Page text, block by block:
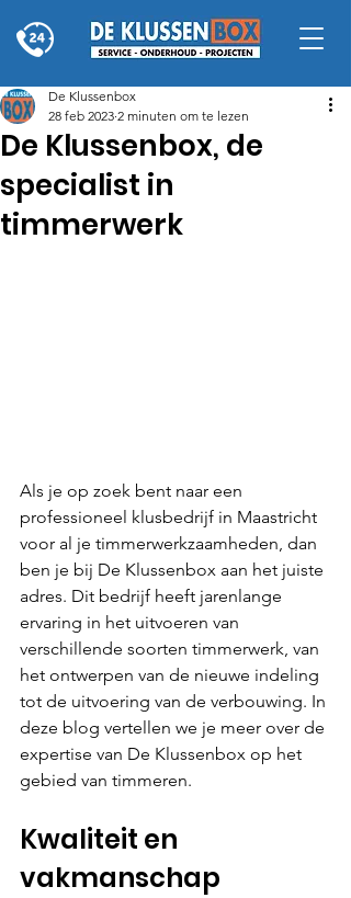
De Klussenbox, de
specialist in
timmerwerk
De Klussenbox
28 feb 2023 2 minuten om te lezen
Als je op zoek bent naar een
professioneel klusbedrijf in Maastricht
voor al je timmerwerkzaamheden, dan
ben je bij De Klussenbox aan het juiste
adres. Dit bedrijf heeft jarenlange
ervaring in het uitvoeren van
verschillende soorten timmerwerk, van
het ontwerpen van de nieuwe indeling
tot de uitvoering van de verbouwing. In
deze blog vertellen we je meer over de
expertise van De Klussenbox op het
gebied van timmeren.
Kwaliteit en
vakmanschap